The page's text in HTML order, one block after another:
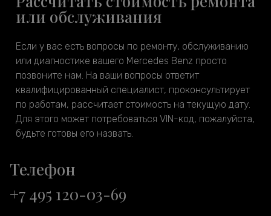
или обслуживания
Если у вас есть вопросы по ремонту, обслуживанию
или диагностике вашего Mercedes Benz просто
позвоните нам. На ваши вопросы ответит
квалифицированный специалист, проконсультирует
по работам, рассчитает стоимость на текущую дату.
Для этого может потребоваться VIN-код, пожалуйста,
будьте готовы его назвать.
Телефон
+7 495 120-03-69